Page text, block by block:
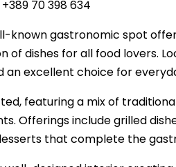
70 398 634
known gastronomic spot
of dishes for all food lovers.
excellent choice for
featuring a mix of
Offerings include grilled
that complete the